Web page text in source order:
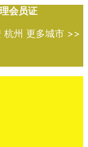
会员证
杭州 更多城市 >>